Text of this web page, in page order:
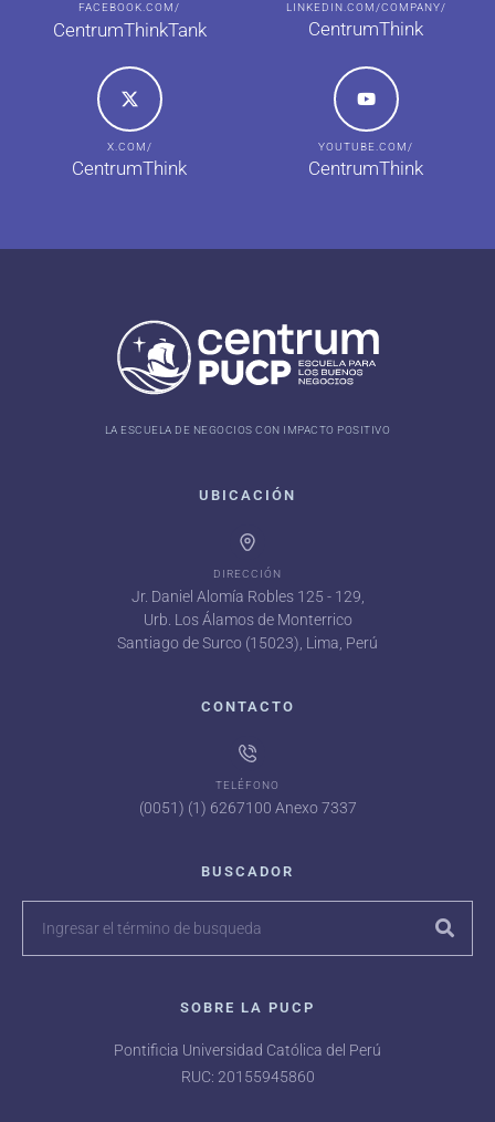
FACEBOOK.COM/
CentrumThinkTank
LINKEDIN.COM/COMPANY/
CentrumThink
X.COM/
CentrumThink
YOUTUBE.COM/
CentrumThink
LA ESCUELA DE NEGOCIOS CON IMPACTO POSITIVO
UBICACIÓN
DIRECCIÓN
Jr. Daniel Alomía Robles 125 - 129,
Urb. Los Álamos de Monterrico
Santiago de Surco (15023), Lima, Perú
CONTACTO
TELÉFONO
(0051) (1) 6267100 Anexo 7337
BUSCADOR
SOBRE LA PUCP
Pontificia Universidad Católica del Perú
RUC: 20155945860